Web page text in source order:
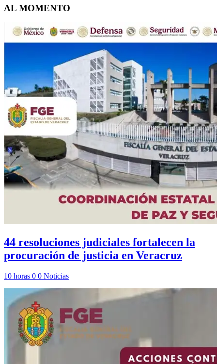
AL MOMENTO
44 resoluciones judiciales fortalecen la
procuración de justicia en Veracruz
10 horas 0 0 Noticias